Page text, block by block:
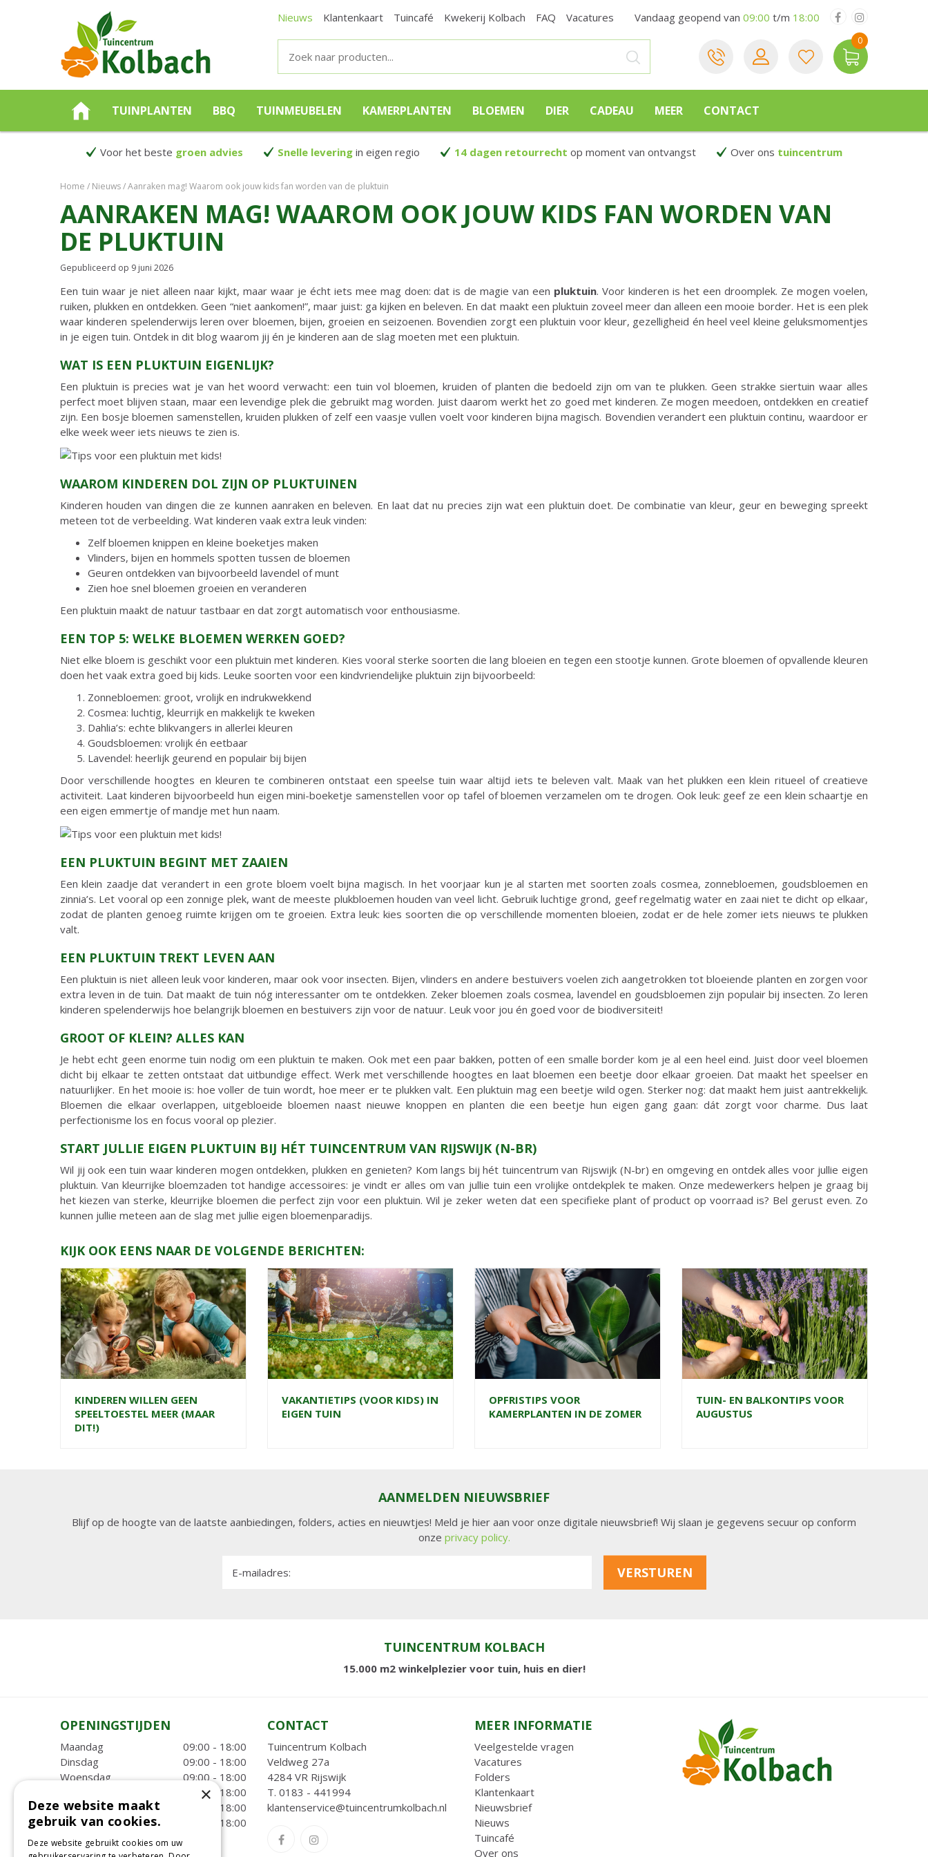
Home Nieuws Aanraken mag! Waarom ook jouw kids fan worden van de pluktuin
Nieuws Klantenkaart Tuincafé Kwekerij Kolbach FAQ Vacatures Vandaag geopend van 09:00 t/m 18:00
TUINPLANTEN BBQ TUINMEUBELEN KAMERPLANTEN BLOEMEN DIER CADEAU MEER CONTACT
Voor het beste groen advies Snelle leveringin eigen regio 14 dagen retourrecht op moment van ontvangst Over ons tuincentrum
AANRAKEN MAG! WAAROM OOK JOUW KIDS FAN WORDEN VAN
DE PLUKTUIN
Gepubliceerd op 9 juni 2026
Een tuin waar je niet alleen naar kijkt, maar waar je écht iets mee mag doen: dat is de magie van een pluktuin. Voor kinderen is het een droomplek. Ze mogen voelen,
ruiken, plukken en ontdekken. Geen “niet aankomen!”, maar juist: ga kijken en beleven. En dat maakt een pluktuin zoveel meer dan alleen een mooie border. Het is een plek
waar kinderen spelenderwijs leren over bloemen, bijen, groeien en seizoenen. Bovendien zorgt een pluktuin voor kleur, gezelligheid én heel veel kleine geluksmomentjes
in je eigen tuin. Ontdek in dit blog waarom jij én je kinderen aan de slag moeten met een pluktuin.
WAT IS EEN PLUKTUIN EIGENLIJK?
Een pluktuin is precies wat je van het woord verwacht: een tuin vol bloemen, kruiden of planten die bedoeld zijn om van te plukken. Geen strakke siertuin waar alles
perfect moet blijven staan, maar een levendige plek die gebruikt mag worden. Juist daarom werkt het zo goed met kinderen. Ze mogen meedoen, ontdekken en creatief
zijn. Een bosje bloemen samenstellen, kruiden plukken of zelf een vaasje vullen voelt voor kinderen bijna magisch. Bovendien verandert een pluktuin continu, waardoor er
elke week weer iets nieuws te zien is.
WAAROM KINDEREN DOL ZIJN OP PLUKTUINEN
Kinderen houden van dingen die ze kunnen aanraken en beleven. En laat dat nu precies zijn wat een pluktuin doet. De combinatie van kleur, geur en beweging spreekt
meteen tot de verbeelding. Wat kinderen vaak extra leuk vinden:
Zelf bloemen knippen en kleine boeketjes maken
Vlinders, bijen en hommels spotten tussen de bloemen
Geuren ontdekken van bijvoorbeeld lavendel of munt
Zien hoe snel bloemen groeien en veranderen
Een pluktuin maakt de natuur tastbaar en dat zorgt automatisch voor enthousiasme.
EEN TOP 5: WELKE BLOEMEN WERKEN GOED?
Niet elke bloem is geschikt voor een pluktuin met kinderen. Kies vooral sterke soorten die lang bloeien en tegen een stootje kunnen. Grote bloemen of opvallende kleuren
doen het vaak extra goed bij kids. Leuke soorten voor een kindvriendelijke pluktuin zijn bijvoorbeeld:
Zonnebloemen: groot, vrolijk en indrukwekkend
Cosmea: luchtig, kleurrijk en makkelijk te kweken
Dahlia’s: echte blikvangers in allerlei kleuren
Goudsbloemen: vrolijk én eetbaar
Lavendel: heerlijk geurend en populair bij bijen
Door verschillende hoogtes en kleuren te combineren ontstaat een speelse tuin waar altijd iets te beleven valt. Maak van het plukken een klein ritueel of creatieve
activiteit. Laat kinderen bijvoorbeeld hun eigen mini-boeketje samenstellen voor op tafel of bloemen verzamelen om te drogen. Ook leuk: geef ze een klein schaartje en
een eigen emmertje of mandje met hun naam.
EEN PLUKTUIN BEGINT MET ZAAIEN
Een klein zaadje dat verandert in een grote bloem voelt bijna magisch. In het voorjaar kun je al starten met soorten zoals cosmea, zonnebloemen, goudsbloemen en
zinnia’s. Let vooral op een zonnige plek, want de meeste plukbloemen houden van veel licht. Gebruik luchtige grond, geef regelmatig water en zaai niet te dicht op elkaar,
zodat de planten genoeg ruimte krijgen om te groeien. Extra leuk: kies soorten die op verschillende momenten bloeien, zodat er de hele zomer iets nieuws te plukken
valt.
EEN PLUKTUIN TREKT LEVEN AAN
Een pluktuin is niet alleen leuk voor kinderen, maar ook voor insecten. Bijen, vlinders en andere bestuivers voelen zich aangetrokken tot bloeiende planten en zorgen voor
extra leven in de tuin. Dat maakt de tuin nóg interessanter om te ontdekken. Zeker bloemen zoals cosmea, lavendel en goudsbloemen zijn populair bij insecten. Zo leren
kinderen spelenderwijs hoe belangrijk bloemen en bestuivers zijn voor de natuur. Leuk voor jou én goed voor de biodiversiteit!
GROOT OF KLEIN? ALLES KAN
Je hebt echt geen enorme tuin nodig om een pluktuin te maken. Ook met een paar bakken, potten of een smalle border kom je al een heel eind. Juist door veel bloemen
dicht bij elkaar te zetten ontstaat dat uitbundige effect. Werk met verschillende hoogtes en laat bloemen een beetje door elkaar groeien. Dat maakt het speelser en
natuurlijker. En het mooie is: hoe voller de tuin wordt, hoe meer er te plukken valt. Een pluktuin mag een beetje wild ogen. Sterker nog: dat maakt hem juist aantrekkelijk.
Bloemen die elkaar overlappen, uitgebloeide bloemen naast nieuwe knoppen en planten die een beetje hun eigen gang gaan: dát zorgt voor charme. Dus laat
perfectionisme los en focus vooral op plezier.
START JULLIE EIGEN PLUKTUIN BIJ HÉT TUINCENTRUM VAN RIJSWIJK (N-BR)
Wil jij ook een tuin waar kinderen mogen ontdekken, plukken en genieten? Kom langs bij hét tuincentrum van Rijswijk (N-br) en omgeving en ontdek alles voor jullie eigen
pluktuin. Van kleurrijke bloemzaden tot handige accessoires: je vindt er alles om van jullie tuin een vrolijke ontdekplek te maken. Onze medewerkers helpen je graag bij
het kiezen van sterke, kleurrijke bloemen die perfect zijn voor een pluktuin. Wil je zeker weten dat een specifieke plant of product op voorraad is? Bel gerust even. Zo
kunnen jullie meteen aan de slag met jullie eigen bloemenparadijs.
KIJK OOK EENS NAAR DE VOLGENDE BERICHTEN:
KINDEREN WILLEN GEEN
SPEELTOESTEL MEER (MAAR
DIT!)
VAKANTIETIPS (VOOR KIDS) IN
EIGEN TUIN
OPFRISTIPS VOOR
KAMERPLANTEN IN DE ZOMER
TUIN- EN BALKONTIPS VOOR
AUGUSTUS
AANMELDEN NIEUWSBRIEF
Blijf op de hoogte van de laatste aanbiedingen, folders, acties en nieuwtjes! Meld je hier aan voor onze digitale nieuwsbrief! Wij slaan je gegevens secuur op conform
onze privacy policy.
E-mailadres:
TUINCENTRUM KOLBACH
15.000 m2 winkelplezier voor tuin, huis en dier!
OPENINGSTIJDEN
Maandag
09:00 - 18:00
Dinsdag
09:00 - 18:00
Woensdag
09:00 - 18:00
09:00 - 18:00
Vrijdag
09:00 - 18:00
Zaterdag
09:00 - 18:00
Toon alle openingstijden
CONTACT
Tuincentrum Kolbach
Veldweg 27a
4284 VR Rijswijk
T. 0183 - 441994
klantenservice@tuincentrumkolbach.nl
MEER INFORMATIE
Veelgestelde vragen
Vacatures
Folders
Klantenkaart
Nieuwsbrief
Nieuws
Tuincafé
Over ons
×
Deze website maakt
gebruik van cookies.
Deze website gebruikt cookies om uw